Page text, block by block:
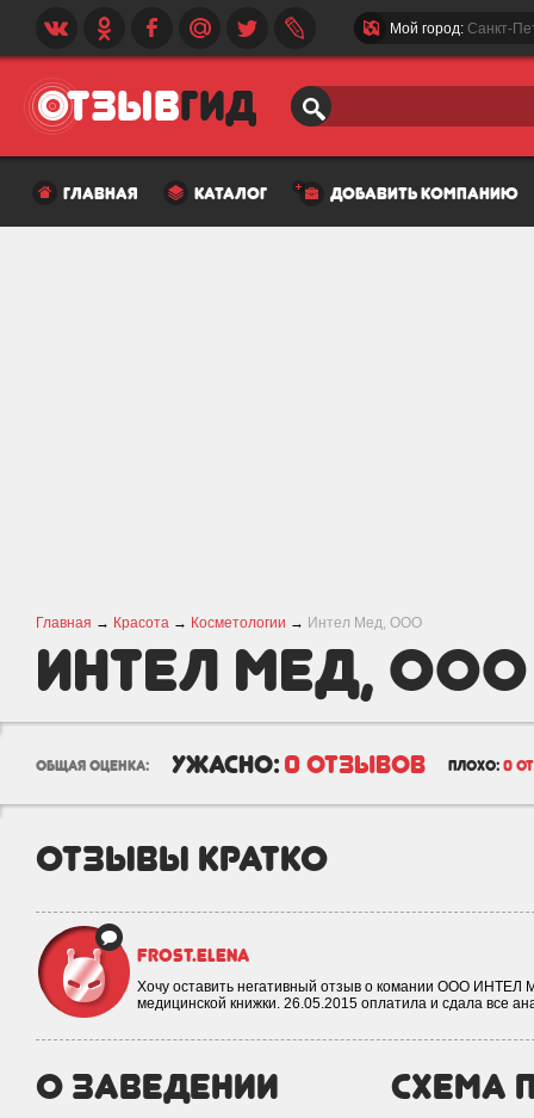
Мой город: Санкт-
главная каталог добавить компанию
Главная → Красота → Косметологии → Интел Мед, ООО
Интел Мед, ООО
общая оценка: ужасно: 0 отзывов плохо: 0
отзывы кратко
Frost.elena
Хочу оставить негативный отзыв о комании ООО ИНТЕЛ
медицинской книжки. 26.05.2015 оплатила и сдала все
о заведении схема